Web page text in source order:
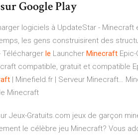
Google Play
logiciels à UpdateStar - Minecraft
les gens construisirent des
Télécharger le Launcher Minecraft
compatible, gratuit et compatible
| Minefield.fr | Serveur Minecraft…
Minecraft
Jeux-Gratuits.com jeux de garçon
le célèbre jeu Minecraft? Vous